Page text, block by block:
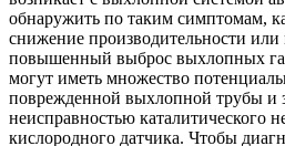
обнаружить по таким симптомам,
снижение производительности
повышенный выброс выхлопных
могут иметь множество
поврежденной выхлопной трубы и
неисправностью каталитического
кислородного датчика. Чтобы